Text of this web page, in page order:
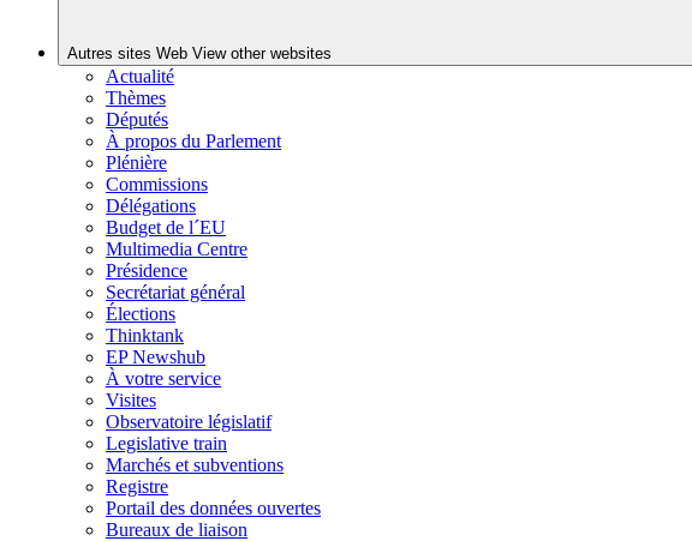
Autres sites Web View other websites
Actualité
Thèmes
Députés
À propos du Parlement
Plénière
Commissions
Délégations
Budget de l´EU
Multimedia Centre
Présidence
Secrétariat général
Élections
Thinktank
EP Newshub
À votre service
Visites
Observatoire législatif
Legislative train
Marchés et subventions
Registre
Portail des données ouvertes
Bureaux de liaison